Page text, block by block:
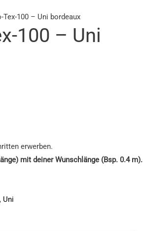
Tex-100 – Uni bordeaux
100 – Uni
erwerben.
mit deiner Wunschlänge (Bsp. 0.4 m).
, Uni